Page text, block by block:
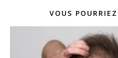
VOUS